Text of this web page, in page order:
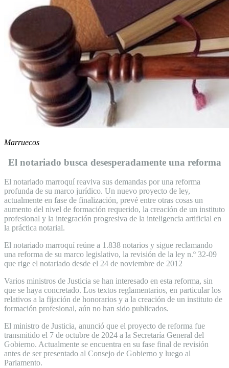
Marruecos
El notariado busca desesperadamente una reforma
El notariado marroquí reaviva sus demandas por una reforma
profunda de su marco jurídico. Un nuevo proyecto de ley,
actualmente en fase de finalización, prevé entre otras cosas un
aumento del nivel de formación requerido, la creación de un instituto
profesional y la integración progresiva de la inteligencia artificial en
la práctica notarial.
El notariado marroquí reúne a 1.838 notarios y sigue reclamando
una reforma de su marco legislativo, la revisión de la ley n.º 32-09
que rige el notariado desde el 24 de noviembre de 2012
Varios ministros de Justicia se han interesado en esta reforma, sin
que se haya concretado. Los textos reglamentarios, en particular los
relativos a la fijación de honorarios y a la creación de un instituto de
formación profesional, aún no han sido publicados.
El ministro de Justicia, anunció que el proyecto de reforma fue
transmitido el 7 de octubre de 2024 a la Secretaría General del
Gobierno. Actualmente se encuentra en su fase final de revisión
antes de ser presentado al Consejo de Gobierno y luego al
Parlamento.